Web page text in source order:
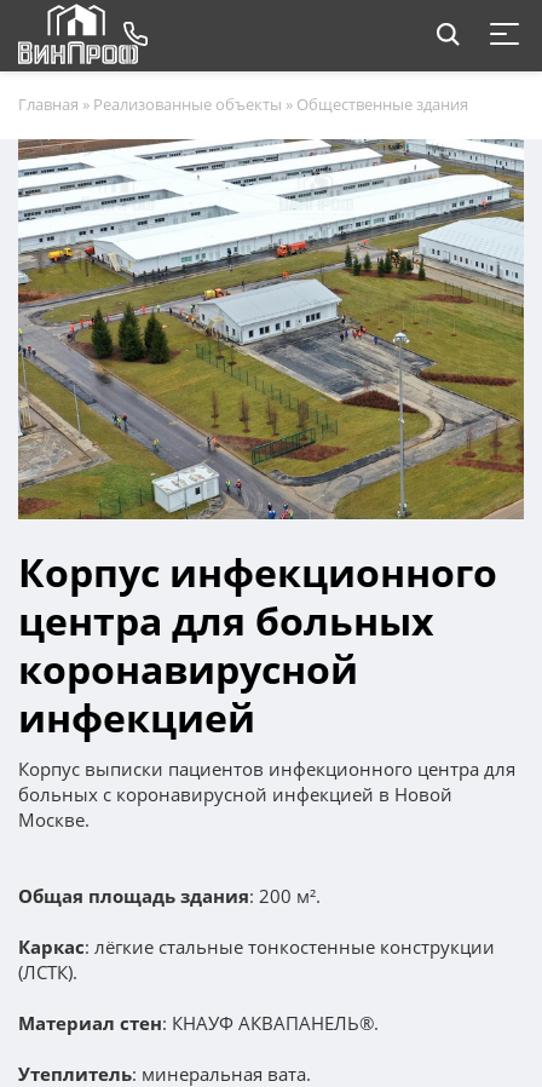
Главная » Реализованные объекты » Общественные здания
Корпус инфекционного
центра для больных
коронавирусной
инфекцией
Корпус выписки пациентов инфекционного центра для
больных с коронавирусной инфекцией в Новой
Москве.
Общая площадь здания: 200 м².
Каркас: лёгкие стальные тонкостенные конструкции
(ЛСТК).
Материал стен: КНАУФ АКВАПАНЕЛЬ®.
Утеплитель: минеральная вата.